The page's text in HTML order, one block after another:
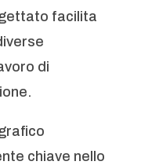
facilita
di
chiave nello